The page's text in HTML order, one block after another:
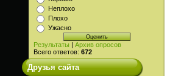
Неплохо
Плохо
Ужасно
Результаты | Архив опросов
Всего ответов: 672
Друзья сайта